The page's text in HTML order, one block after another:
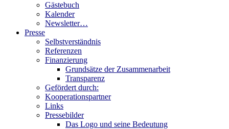
Gästebuch
Kalender
Newsletter…
Presse
Selbstverständnis
Referenzen
Finanzierung
Grundsätze der Zusammenarbeit
Transparenz
Gefördert durch:
Kooperationspartner
Links
Pressebilder
Das Logo und seine Bedeutung